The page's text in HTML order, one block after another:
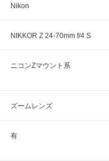
Nikon
NIKKOR Z 24-70mm f/4 S
ニコンZマウント系
ズームレンズ
有